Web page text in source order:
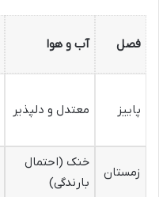
فصل آب و هوا
پاییز معتدل و دلپذیر
زمستان
خنک (احتمال
بارندگی)